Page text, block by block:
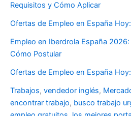
Requisitos y Cómo Aplicar
Ofertas de Empleo en España
Empleo en Iberdrola España
Cómo Postular
Ofertas de Empleo en España
Trabajos, vendedor inglés,
encontrar trabajo, busco trabajo